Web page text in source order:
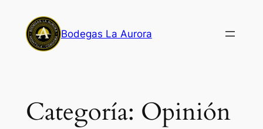
contenido
Bodegas La Aurora
Categoría: Opinión